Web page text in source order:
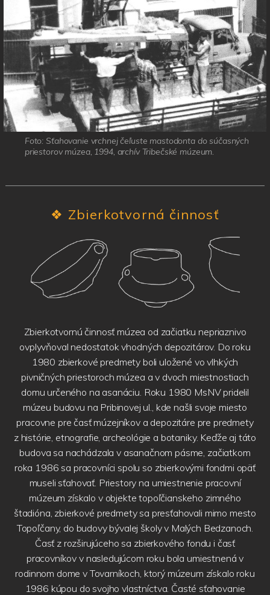
Foto: Sťahovanie vrchnej čeľuste mastodonta do súčasných
priestorov múzea, 1994, archív Tribečské múzeum.
❖ Zbierkotvorná činnosť
Zbierkotvornú činnosť múzea od začiatku nepriaznivo
ovplyvňoval nedostatok vhodných depozitárov. Do roku
1980 zbierkové predmety boli uložené vo vlhkých
pivničných priestoroch múzea a v dvoch miestnostiach
domu určeného na asanáciu. Roku 1980 MsNV pridelil
múzeu budovu na Pribinovej ul., kde našli svoje miesto
pracovne pre časť múzejníkov a depozitáre pre predmety
z histórie, etnografie, archeológie a botaniky. Keďže aj táto
budova sa nachádzala v asanačnom pásme, začiatkom
roka 1986 sa pracovníci spolu so zbierkovými fondmi opäť
museli sťahovať. Priestory na umiestnenie pracovní
múzeum získalo v objekte topoľčianskeho zimného
štadióna, zbierkové predmety sa presťahovali mimo mesto
Topoľčany, do budovy bývalej školy v Malých Bedzanoch.
Časť z rozširujúceho sa zbierkového fondu i časť
pracovníkov v nasledujúcom roku bola umiestnená v
rodinnom dome v Tovarníkoch, ktorý múzeum získalo roku
1986 kúpou do svojho vlastníctva. Časté sťahovanie